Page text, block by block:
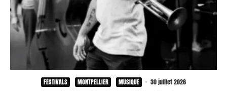
FESTIVALS MONTPELLIER MUSIQUE · 30 juillet 2026